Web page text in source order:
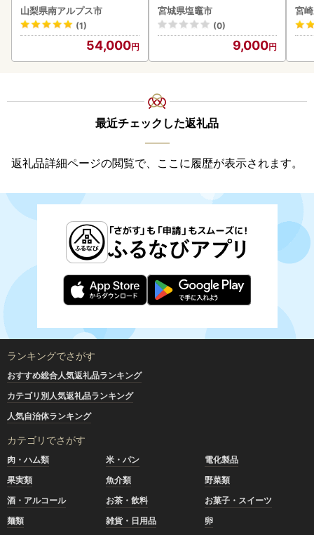
BK193
山梨県南アルプス市
(1)
54,000
宮城県塩竈市
(0)
9,000
宮
最近チェックした返礼品
返礼品詳細ページの閲覧で、ここに履歴が表示されます。
ランキングでさがす
おすすめ総合人気返礼品ランキング
カテゴリ別人気返礼品ランキング
人気自治体ランキング
カテゴリでさがす
肉・ハム類 米・パン
電化製品
果実類
魚介類
野菜類
酒・アルコール
お茶・飲料
お菓子・スイーツ
麺類
雑貨・日用品
卵